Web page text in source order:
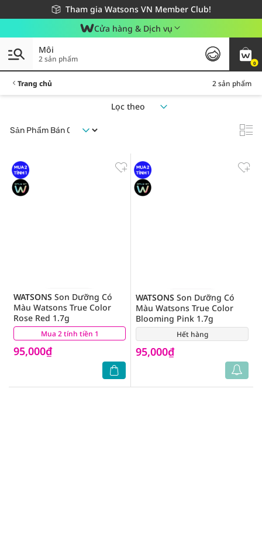
Tham gia Watsons VN Member Club!
Miễn phí giao hàng cho đơn hàng từ 249,000Đ
Giao hàng nhanh 24h - Áp dụng khu vực TP. Hồ Chí Minh
Cửa hàng & Dịch vụ
0
Môi
2 sản phẩm
Trang chủ 2 sản phẩm
Lọc theo
Mua 2 tính tiền 1
WATSONS Son Dưỡng Có
Màu Watsons True Color
Rose Red 1.7g
95,000₫
(5) Hết hàng
WATSONS Son Dưỡng Có
Màu Watsons True Color
Blooming Pink 1.7g
95,000₫
(0)